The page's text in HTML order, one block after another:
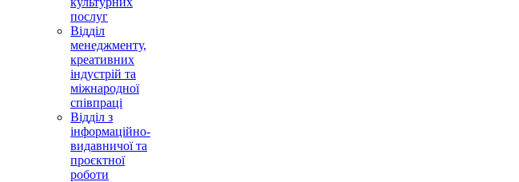
послуг
Відділ
менеджменту,
креативних
індустрій та
міжнародної
співпраці
Відділ з
інформаційно-
видавничої та
проєктної
роботи